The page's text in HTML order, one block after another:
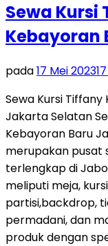
Sewa Kursi
Kebayoran
pada17 Mei 2023
Sewa Kursi
Jakarta Selatan
Kebayoran Baru
merupakan pusat
terlengkap di
meliputi meja,
partisi,backdrop,
permadani, dan
produk dengan